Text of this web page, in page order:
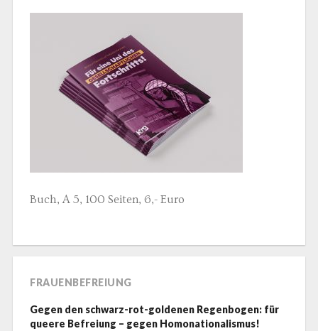
Buch, A 5, 100 Seiten, 6,- Euro
FRAUENBEFREIUNG
Gegen den schwarz-rot-goldenen Regenbogen: für
queere Befreiung – gegen Homonationalismus!